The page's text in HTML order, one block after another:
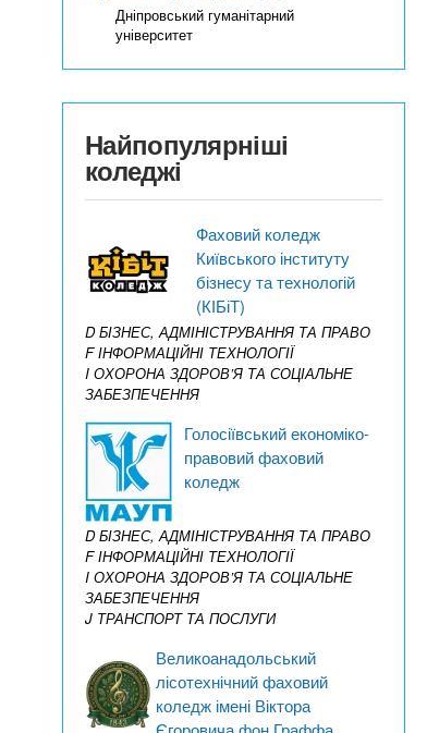
Дніпровський гуманітарний
університет
Найпопулярніші
коледжі
Фаховий коледж
Київського інституту
бізнесу та технологій
(КІБіТ)
D БІЗНЕС, АДМІНІСТРУВАННЯ ТА ПРАВО
F ІНФОРМАЦІЙНІ ТЕХНОЛОГІЇ
I ОХОРОНА ЗДОРОВ’Я ТА СОЦІАЛЬНЕ
ЗАБЕЗПЕЧЕННЯ
Голосіївський економіко-
правовий фаховий
коледж
D БІЗНЕС, АДМІНІСТРУВАННЯ ТА ПРАВО
F ІНФОРМАЦІЙНІ ТЕХНОЛОГІЇ
I ОХОРОНА ЗДОРОВ’Я ТА СОЦІАЛЬНЕ
ЗАБЕЗПЕЧЕННЯ
J ТРАНСПОРТ ТА ПОСЛУГИ
Великоанадольський
лісотехнічний фаховий
коледж імені Віктора